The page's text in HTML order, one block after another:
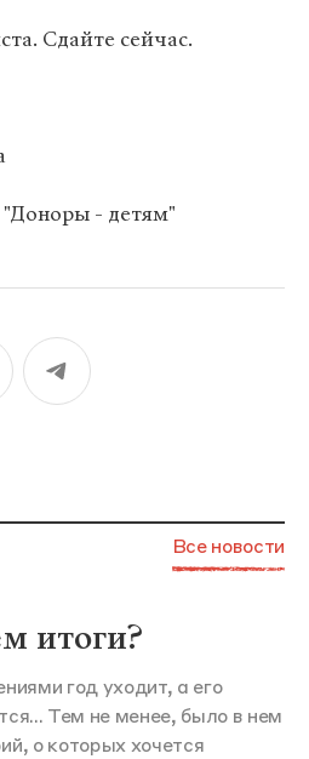
Сдайте сейчас.
- детям"
Все новости
итоги?
год уходит, а его
Тем не менее, было в нем
о которых хочется